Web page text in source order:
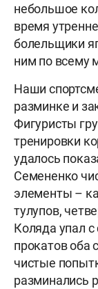
небольшое
время
болельщики
ним по всему
Наши
разминке и
Фигуристы
тренировки
удалось
Семененко
элементы –
тулупов,
Коляда упал
прокатов оба
чистые
разминались